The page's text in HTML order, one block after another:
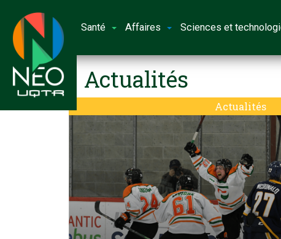
Santé Affaires Sciences et
Actualités
Actualités